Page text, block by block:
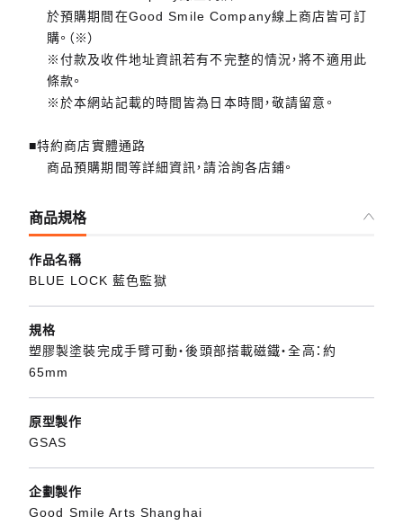
於預購期間在Good Smile Company線上商店皆可訂
購。（※）
※付款及收件地址資訊若有不完整的情況，將不適用此
條款。
※於本網站記載的時間皆為日本時間，敬請留意。
■特約商店實體通路
商品預購期間等詳細資訊，請洽詢各店鋪。
商品規格
作品名稱
BLUE LOCK 藍色監獄
規格
塑膠製塗裝完成手臂可動・後頭部搭載磁鐵・全高：約
65mm
原型製作
GSAS
企劃製作
Good Smile Arts Shanghai